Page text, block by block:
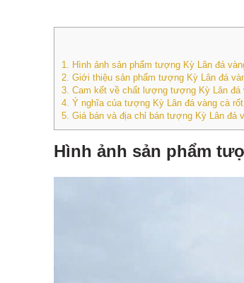
1. Hình ảnh sản phẩm tượng Kỳ Lân đá
2. Giới thiệu sản phẩm tượng Kỳ Lân đá
3. Cam kết về chất lượng tượng Kỳ Lân đá
4. Ý nghĩa của tượng Kỳ Lân đá vàng cà rốt
5. Giá bán và địa chỉ bán tượng Kỳ Lân
Hình ảnh sản phẩm